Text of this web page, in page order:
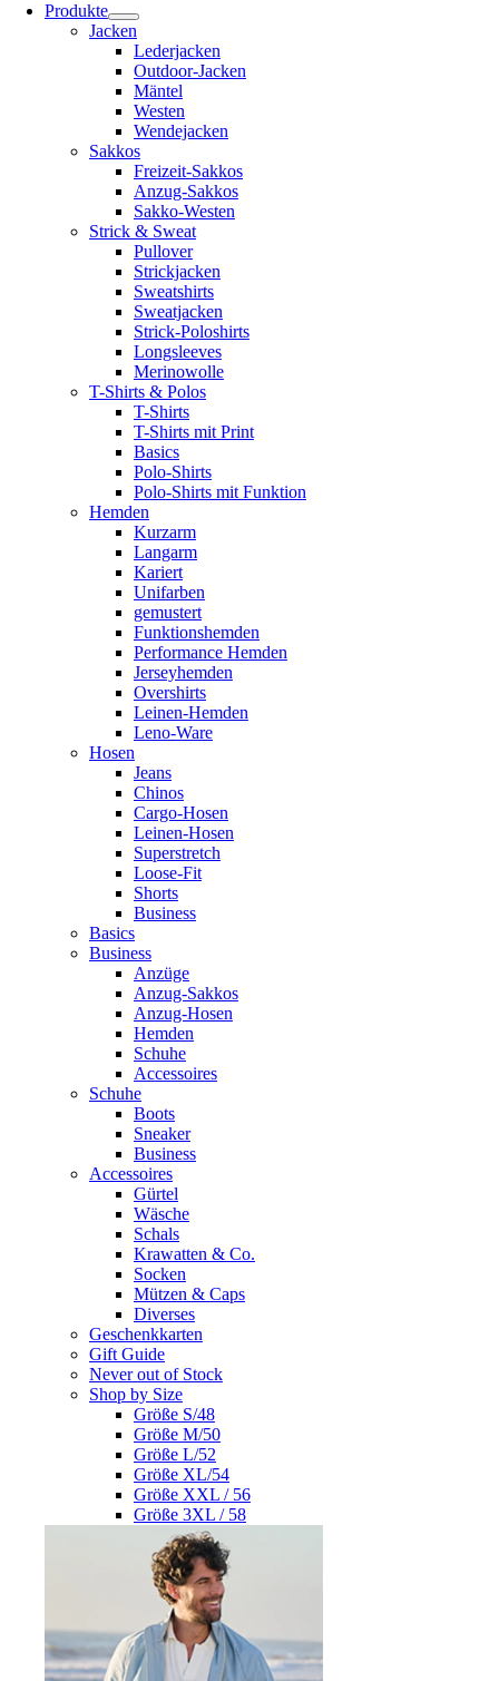
Produkte
Jacken
Lederjacken
Outdoor-Jacken
Mäntel
Westen
Wendejacken
Sakkos
Freizeit-Sakkos
Anzug-Sakkos
Sakko-Westen
Strick & Sweat
Pullover
Strickjacken
Sweatshirts
Sweatjacken
Strick-Poloshirts
Longsleeves
Merinowolle
T-Shirts & Polos
T-Shirts
T-Shirts mit Print
Basics
Polo-Shirts
Polo-Shirts mit Funktion
Hemden
Kurzarm
Langarm
Kariert
Unifarben
gemustert
Funktionshemden
Performance Hemden
Jerseyhemden
Overshirts
Leinen-Hemden
Leno-Ware
Hosen
Jeans
Chinos
Cargo-Hosen
Leinen-Hosen
Superstretch
Loose-Fit
Shorts
Business
Basics
Business
Anzüge
Anzug-Sakkos
Anzug-Hosen
Hemden
Schuhe
Accessoires
Schuhe
Boots
Sneaker
Business
Accessoires
Gürtel
Wäsche
Schals
Krawatten & Co.
Socken
Mützen & Caps
Diverses
Geschenkkarten
Gift Guide
Never out of Stock
Shop by Size
Größe S/48
Größe M/50
Größe L/52
Größe XL/54
Größe XXL / 56
Größe 3XL / 58